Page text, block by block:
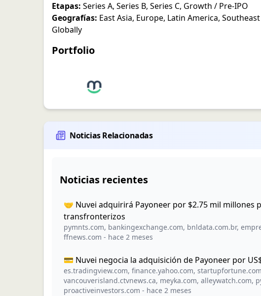
Etapas: Series A, Series B, Series C, Growth / Pre-IPO
Geografías: East Asia, Europe, Latin America, Southeast
Globally
Portfolio
Noticias Relacionadas
Noticias recientes
🤝 Nuvei adquirirá Payoneer por $2.75 mil millones
transfronterizos
pymnts.com, bankingexchange.com, bnldata.com.br,
ffnews.com - hace 2 meses
💳 Nuvei negocia la adquisición de Payoneer por
es.tradingview.com, finance.yahoo.com, startupfortune.com
vancouverisland.ctvnews.ca, meyka.com, alleywatch.com,
proactiveinvestors.com - hace 2 meses